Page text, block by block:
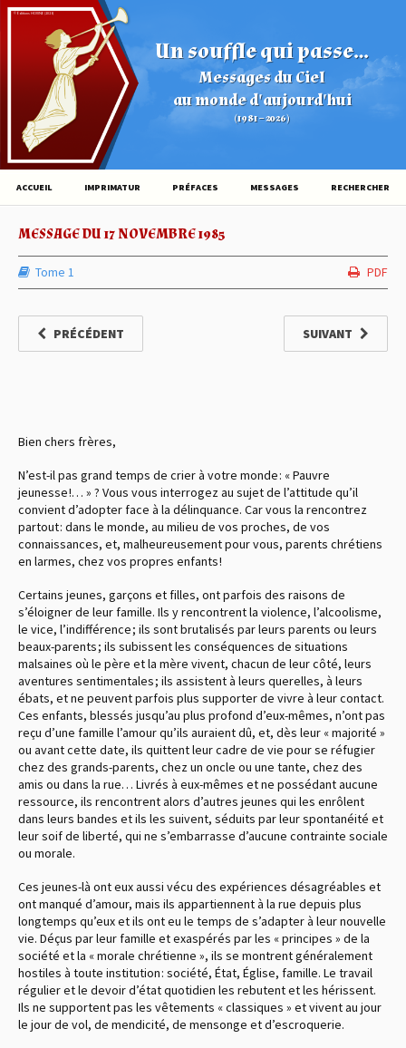
Un souffle qui passe...
Messages du Ciel
au monde d'aujourd'hui
(1981 – 2026)
© Éditions HOVINE (2026)
ACCUEIL IMPRIMATUR PRÉFACES MESSAGES RECHERCHER
MESSAGE DU 17 NOVEMBRE 1985
Tome 1 PDF
PRÉCÉDENT SUIVANT
Bien chers frères,
N’est-il pas grand temps de crier à votre monde : « Pauvre
jeunesse !… » ? Vous vous interrogez au sujet de l’attitude qu’il
convient d’adopter face à la délinquance. Car vous la rencontrez
partout : dans le monde, au milieu de vos proches, de vos
connaissances, et, malheureusement pour vous, parents chrétiens
en larmes, chez vos propres enfants !
Certains jeunes, garçons et filles, ont parfois des raisons de
s’éloigner de leur famille. Ils y rencontrent la violence, l’alcoolisme,
le vice, l’indifférence ; ils sont brutalisés par leurs parents ou leurs
beaux-parents ; ils subissent les conséquences de situations
malsaines où le père et la mère vivent, chacun de leur côté, leurs
aventures sentimentales ; ils assistent à leurs querelles, à leurs
ébats, et ne peuvent parfois plus supporter de vivre à leur contact.
Ces enfants, blessés jusqu’au plus profond d’eux-mêmes, n’ont pas
reçu d’une famille l’amour qu’ils auraient dû, et, dès leur « majorité »
ou avant cette date, ils quittent leur cadre de vie pour se réfugier
chez des grands-parents, chez un oncle ou une tante, chez des
amis ou dans la rue… Livrés à eux-mêmes et ne possédant aucune
ressource, ils rencontrent alors d’autres jeunes qui les enrôlent
dans leurs bandes et ils les suivent, séduits par leur spontanéité et
leur soif de liberté, qui ne s’embarrasse d’aucune contrainte sociale
ou morale.
Ces jeunes-là ont eux aussi vécu des expériences désagréables et
ont manqué d’amour, mais ils appartiennent à la rue depuis plus
longtemps qu’eux et ils ont eu le temps de s’adapter à leur nouvelle
vie. Déçus par leur famille et exaspérés par les « principes » de la
société et la « morale chrétienne », ils se montrent généralement
hostiles à toute institution : société, État, Église, famille. Le travail
régulier et le devoir d’état quotidien les rebutent et les hérissent.
Ils ne supportent pas les vêtements « classiques » et vivent au jour
le jour de vol, de mendicité, de mensonge et d’escroquerie.